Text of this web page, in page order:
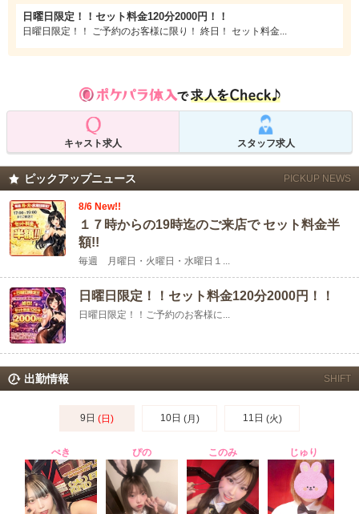
もちろん、お客様がご自身で焼いてもOK！バニーちゃんがお肉を焼いていると
ころを静かに見守るもよし、お話しするもよし、はたまた自分で焼いてバニー
ちゃんとシェアしながら食べるもよし…楽しみ方は無限大です。
お得なポケパラクーポンもご用意していますので、ご来店の際にはスタッフに
定となっています♡追加のお肉やボトルキープなどのプラスアルファのメニュー
もたっぷり充実しているため、食べて飲んで心ゆくまで楽しめますよ◎
※分煙へのご協力をお願いいたします
日曜日限定！！セット料金120分2000円！！
日曜日限定！！ ご予約のお客様に限り！ 終日！ セット料金...
キャスト求人 スタッフ求人
ピックアップニュース PICKUP NEWS
8/6 New!!
１７時からの19時迄のご来店で セット料金半
額!!
毎週 月曜日・火曜日・水曜日１...
日曜日限定！！セット料金120分2000円！！
日曜日限定！！ご予約のお客様に...
出勤情報 SHIFT
9日 (日) 10日 (月) 11日 (火)
ぺき ぴの このみ じゅり